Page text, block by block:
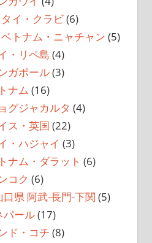
イ・クラビ(6)
トナム・ニャチャン (5)
・リペ島 (4)
ガポール(3)
ナム (16)
グジャカルタ (4)
ス・英国 (22)
・ハジャイ (3)
ナム・ダラット (6)
コク (6)
県 阿武-長門-下関 (5)
ール(17)
ド・コチ (8)